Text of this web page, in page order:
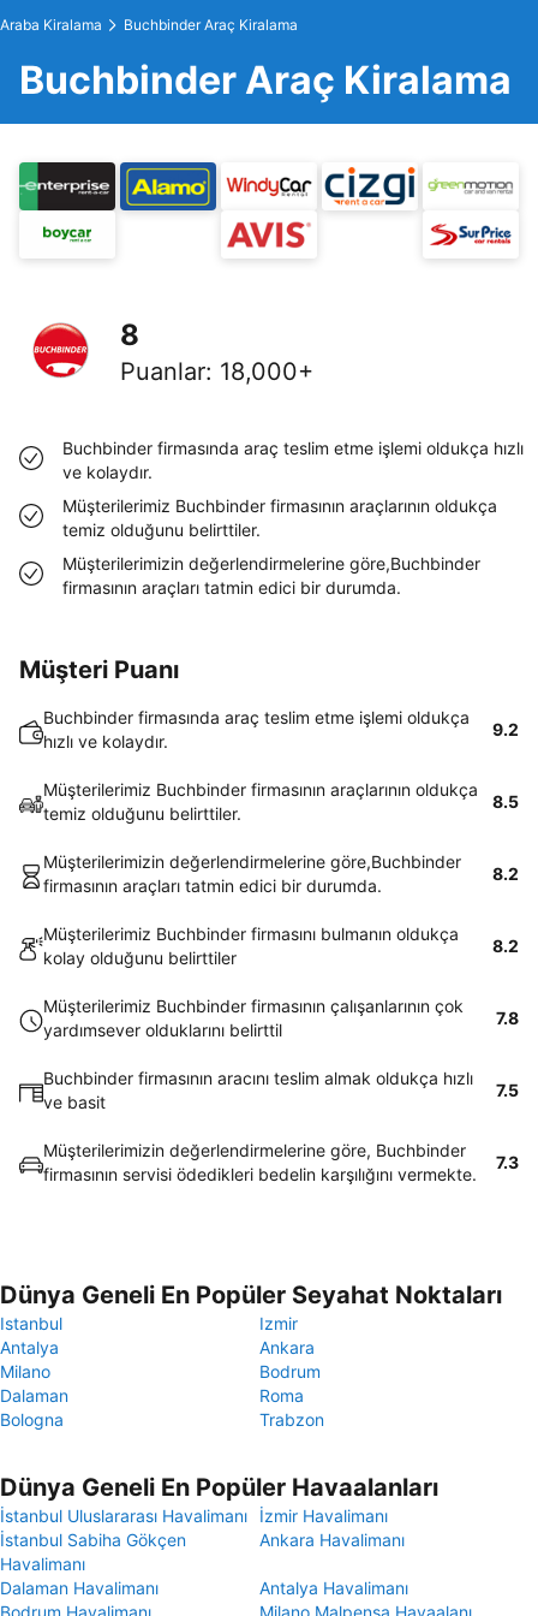
Araba Kiralama Buchbinder Araç Kiralama
Buchbinder Araç Kiralama
8
Puanlar: 18,000+
Buchbinder firmasında araç teslim etme işlemi oldukça hızlı
ve kolaydır.
Müşterilerimiz Buchbinder firmasının araçlarının oldukça
temiz olduğunu belirttiler.
Müşterilerimizin değerlendirmelerine göre,Buchbinder
firmasının araçları tatmin edici bir durumda.
Müşteri Puanı
Buchbinder firmasında araç teslim etme işlemi oldukça
hızlı ve kolaydır.
9.2
Müşterilerimiz Buchbinder firmasının araçlarının oldukça
temiz olduğunu belirttiler.
8.5
Müşterilerimizin değerlendirmelerine göre,Buchbinder
firmasının araçları tatmin edici bir durumda.
8.2
Müşterilerimiz Buchbinder firmasını bulmanın oldukça
kolay olduğunu belirttiler
8.2
Müşterilerimiz Buchbinder firmasının çalışanlarının çok
yardımsever olduklarını belirttil
7.8
Buchbinder firmasının aracını teslim almak oldukça hızlı
ve basit
7.5
Müşterilerimizin değerlendirmelerine göre, Buchbinder
firmasının servisi ödedikleri bedelin karşılığını vermekte.
7.3
Dünya Geneli En Popüler Seyahat Noktaları
Istanbul
Izmir
Antalya
Ankara
Milano
Bodrum
Dalaman
Roma
Bologna
Trabzon
Dünya Geneli En Popüler Havaalanları
İstanbul Uluslararası Havalimanı
İzmir Havalimanı
İstanbul Sabiha Gökçen
Havalimanı
Ankara Havalimanı
Dalaman Havalimanı
Antalya Havalimanı
Bodrum Havalimanı
Milano Malpensa Havaalanı